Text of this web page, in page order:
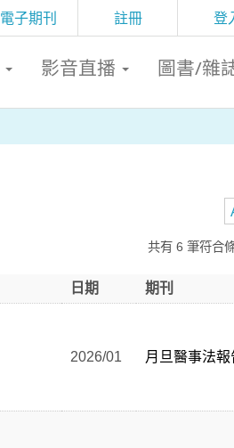
註冊 登
電子期刊
影音直播 圖書/雜
共有 6 筆符合
日期 期刊
2026/01 月旦醫事法報